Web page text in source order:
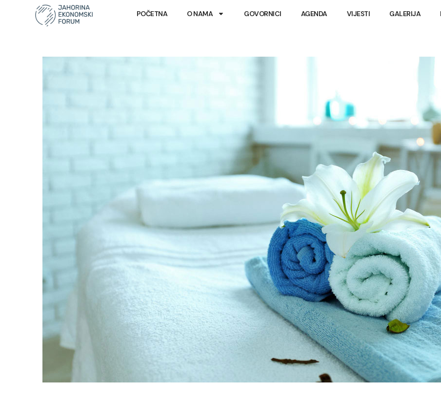
POČETNA O NAMA GOVORNICI AGENDA VIJESTI GALERIJA